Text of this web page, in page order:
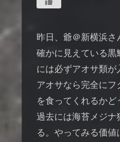
昨日、爺＠新横浜さ
確かに見えている黒
には必ずアオサ類が
アオサなら完全に
を食ってくれるかど
過去には海苔メジナ
る。やってみる価値